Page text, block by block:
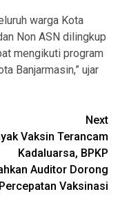
warga Kota
Non ASN dilingkup
mengikuti program
Banjarmasin,” ujar
Next
Vaksin Terancam
Kadaluarsa, BPKP
Auditor Dorong
Percepatan Vaksinasi